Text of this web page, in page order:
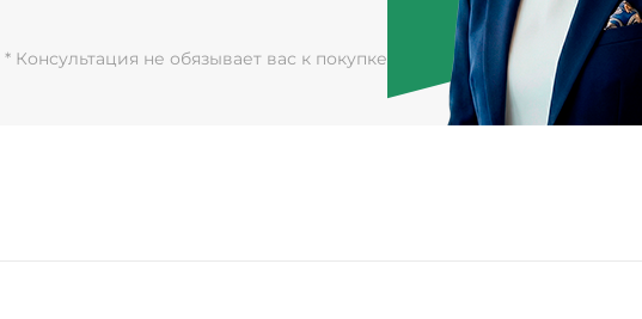
* Консультация не обязывает вас к покупке